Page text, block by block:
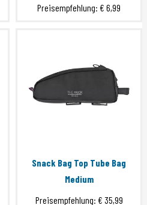
Preisempfehlung: € 6,99
Snack Bag Top Tube Bag
Medium
Preisempfehlung: € 35,99